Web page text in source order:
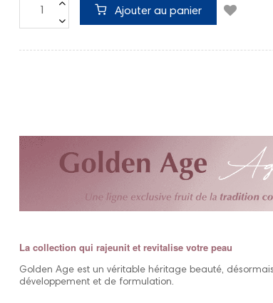
Ajouter au panier
La collection qui rajeunit et revitalise votre peau
Golden Age est un véritable héritage beauté,
développement et de formulation.